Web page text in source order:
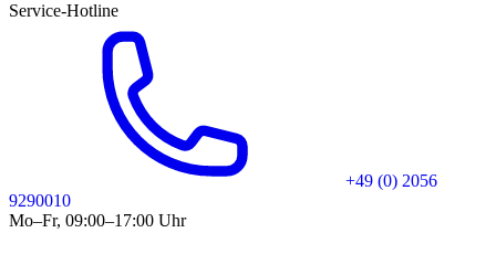
Service-Hotline
+49 (0) 2056
9290010
Mo–Fr, 09:00–17:00 Uhr